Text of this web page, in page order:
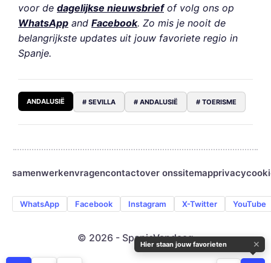
voor de dagelijkse nieuwsbriefof volg ons op
WhatsApp and Facebook. Zo mis je nooit de
belangrijkste updates uit jouw favoriete regio in
Spanje.
ANDALUSIË # SEVILLA # ANDALUSIË # TOERISME
samenwerkenvragencontactover onssitemapprivacy
WhatsApp Facebook Instagram X-Twitter YouTube
© 2026 - SpanjeVandaag
Hier staan jouw favorieten ✕